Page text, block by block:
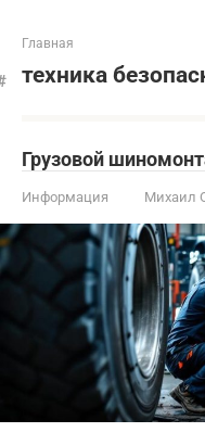
Главная
техника
Грузовой
Информация Михаил